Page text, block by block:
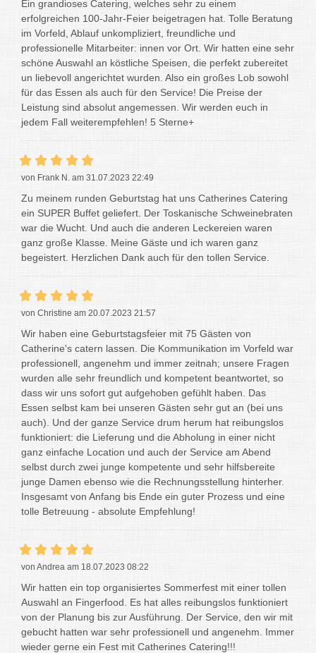
Ein grandioses Catering, welches sehr zu einem
erfolgreichen 100-Jahr-Feier beigetragen hat. Tolle Beratung
im Vorfeld, Ablauf unkompliziert, freundliche und
professionelle Mitarbeiter: innen vor Ort. Wir hatten eine sehr
schöne Auswahl an köstliche Speisen, die perfekt zubereitet
un liebevoll angerichtet wurden. Also ein großes Lob sowohl
für das Essen als auch für den Service! Die Preise der
Leistung sind absolut angemessen. Wir werden euch in
jedem Fall weiterempfehlen! 5 Sterne+
von Frank N. am 31.07.2023 22:49
Zu meinem runden Geburtstag hat uns Catherines Catering
ein SUPER Buffet geliefert. Der Toskanische Schweinebraten
war die Wucht. Und auch die anderen Leckereien waren
ganz große Klasse. Meine Gäste und ich waren ganz
begeistert. Herzlichen Dank auch für den tollen Service.
von Christine am 20.07.2023 21:57
Wir haben eine Geburtstagsfeier mit 75 Gästen von
Catherine's catern lassen. Die Kommunikation im Vorfeld war
professionell, angenehm und immer zeitnah; unsere Fragen
wurden alle sehr freundlich und kompetent beantwortet, so
dass wir uns sofort gut aufgehoben gefühlt haben. Das
Essen selbst kam bei unseren Gästen sehr gut an (bei uns
auch). Und der ganze Service drum herum hat reibungslos
funktioniert: die Lieferung und die Abholung in einer nicht
ganz einfache Location und auch der Service am Abend
selbst durch zwei junge kompetente und sehr hilfsbereite
junge Damen ebenso wie die Rechnungsstellung hinterher.
Insgesamt von Anfang bis Ende ein guter Prozess und eine
tolle Betreuung - absolute Empfehlung!
von Andrea am 18.07.2023 08:22
Wir hatten ein top organisiertes Sommerfest mit einer tollen
Auswahl an Fingerfood. Es hat alles reibungslos funktioniert
von der Planung bis zur Ausführung. Der Service, den wir mit
gebucht hatten war sehr professionell und angenehm. Immer
wieder gerne ein Fest mit Catherines Catering!!!